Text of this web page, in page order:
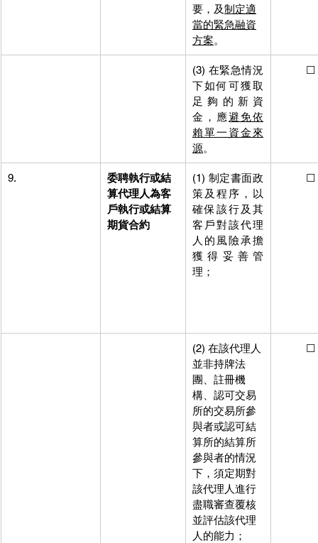
要，及制定適
當的緊急融資
方案。
(3) 在緊急情況
下如何可獲取
足夠的新資
金，應避免依
賴單一資金來
源。
☐
9.
委聘執行或結
算代理人為客
戶執行或結算
期貨合約
(1) 制定書面政
策及程序，以
確保該行及其
客戶對該代理
人的風險承擔
獲得妥善管
理；
☐
(2) 在該代理人
並非持牌法
團、註冊機
構、認可交易
所的交易所參
與者或認可結
算所的結算所
參與者的情況
下，須定期對
該代理人進行
盡職審查覆核
並評估該代理
人的能力；
☐